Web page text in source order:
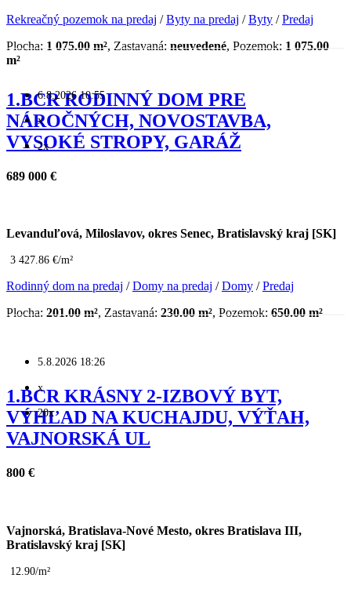
Rekreačný pozemok na predaj /Byty na predaj /Byty /Predaj
Plocha: 1 075.00 m², Zastavaná: neuvedené, Pozemok: 1 075.00
m²
6.8.2026 10:55
x
2x
1.BCR RODINNÝ DOM PRE
NÁROČNÝCH, NOVOSTAVBA,
VYSOKÉ STROPY, GARÁŽ
689 000 €
Levanduľová, Miloslavov, okres Senec, Bratislavský kraj [SK]
3 427.86 €/m²
Rodinný dom na predaj /Domy na predaj /Domy /Predaj
Plocha: 201.00 m², Zastavaná: 230.00 m², Pozemok: 650.00 m²
5.8.2026 18:26
x
20x
1.BCR KRÁSNY 2-IZBOVÝ BYT,
VÝHĽAD NA KUCHAJDU, VÝŤAH,
VAJNORSKÁ UL
800 €
Vajnorská, Bratislava-Nové Mesto, okres Bratislava III,
Bratislavský kraj [SK]
12.90/m²